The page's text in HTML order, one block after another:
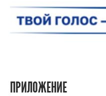
ПРИЛОЖЕНИЕ